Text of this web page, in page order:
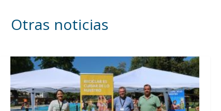
Otras noticias